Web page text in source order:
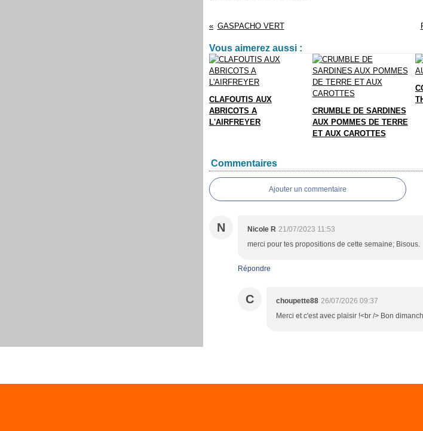
GASPACHO VERT
Vous aimerez aussi :
CLAFOUTIS AUX
ABRICOTS A
L'AIRFREYER
CRUMBLE DE SARDINES
AUX POMMES DE TERRE
ET AUX CAROTTES
Commentaires
Ajouter un commentaire
N Nicole R 21/07/2023 11:53
merci pour tes propositions de cette semaine; Bisous.
Répondre
C choupette88 26/07/2026 09:37
Merci et c'est avec plaisir !<br /> Bon